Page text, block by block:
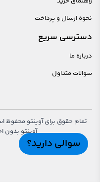
نحوه ارسال و پرداخت
دسترسی سریع
درباره ما
سوالات متداول
سوالی دارید؟
تمام حقوق برای آوینتو محفوظ
آوینتو بدون